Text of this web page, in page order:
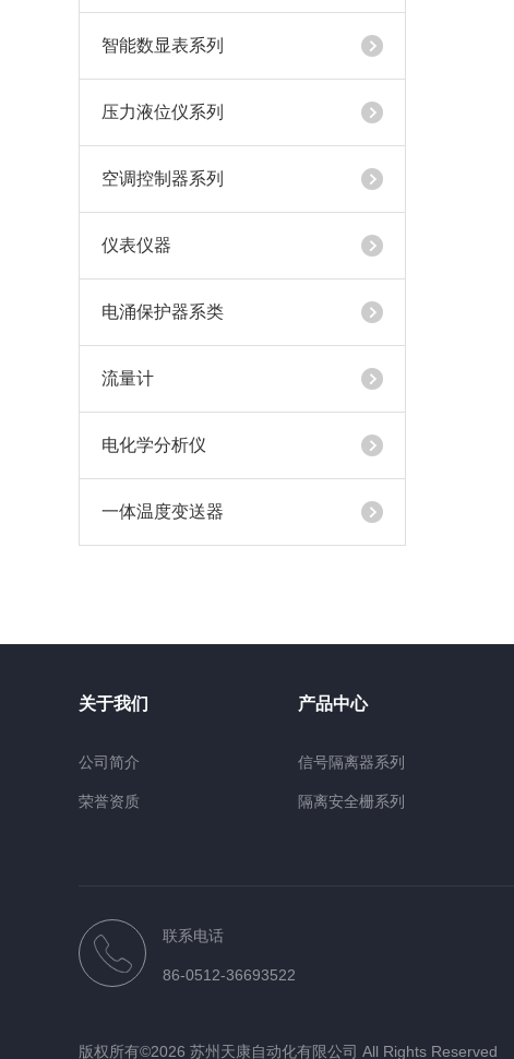
智能数显表系列
压力液位仪系列
空调控制器系列
仪表仪器
电涌保护器系类
流量计
电化学分析仪
一体温度变送器
关于我们
公司简介
荣誉资质
产品中心
信号隔离器系列
隔离安全栅系列
联系电话
86-0512-36693522
版权所有©2026 苏州天康自动化有限公司 All Rights Reserved